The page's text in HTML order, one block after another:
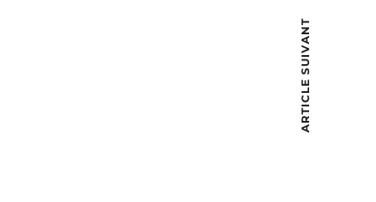
ARTICLE SUIVANT